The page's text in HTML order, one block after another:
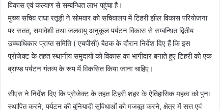
विकास एवं कल्याण से सम्बन्धित लाभ पहुंचा है।
मुख्य सचिव राधा रतूड़ी ने सोमवार को सचिवालय में टिहरी झील विकास परियोजना
पर सतत्, समावेशी तथा जलवायु अनुकूल पर्यटन विकास से सम्बन्धित द्वितीय
उच्चाधिकार प्राप्त समिति ( एचपीसी) बैठक के दौरान निर्देश दिए हैं कि इस
प्रोजेक्ट के तहत स्थानीय समुदायों को विकास का भागीदार बनाते हुए टिहरी को एक
ब्राण्ड पर्यटन गंतव्य के रूप में विकसित किया जाना चाहिए।
सीएस ने निर्देश दिए कि प्रोजेक्ट के तहत टिहरी शहर के ऐतिहासिक महत्व को पुनः
स्थापित करने, पर्यटन की बुनियादी सुविधाओं को मजबूत करने, क्षेत्र में सत्त एवं